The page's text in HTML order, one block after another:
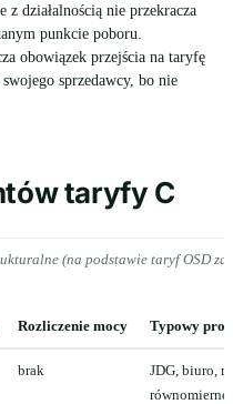
z działalnością nie przekracza
punkcie poboru.
obowiązek przejścia na taryfę
sprzedawcy, bo nie
taryfy C
(na podstawie taryf OSD
Rozliczenie mocy Typowy
brak
JDG, biuro,